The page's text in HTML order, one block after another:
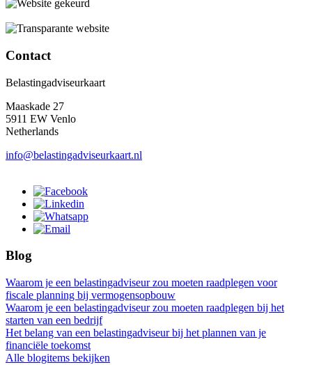
Contact
Belastingadviseurkaart
Maaskade 27
5911 EW Venlo
Netherlands
info@belastingadviseurkaart.nl
Blog
Waarom je een belastingadviseur zou moeten raadplegen voor
fiscale planning bij vermogensopbouw
Waarom je een belastingadviseur zou moeten raadplegen bij het
starten van een bedrijf
Het belang van een belastingadviseur bij het plannen van je
financiële toekomst
Alle blogitems bekijken